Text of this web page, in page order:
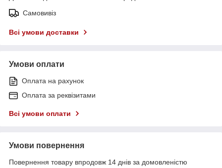
Самовивіз
Всі умови доставки
Умови оплати
Оплата на рахунок
Оплата за реквізитами
Всі умови оплати
Умови повернення
Повернення товару впродовж 14 днів за домовленістю